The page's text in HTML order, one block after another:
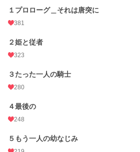
妖精が見えるお姫様と近衛騎士のすれ違う恋のお話
小説
恋愛 1,564 位 / 66,317 件
お気に入り
24h.ポイント
文字数
更新日時 2023.02.24 21:21
１プロローグ＿それは唐突に
381
２姫と従者
323
３たった一人の騎士
280
４最後の
248
５もう一人の幼なじみ